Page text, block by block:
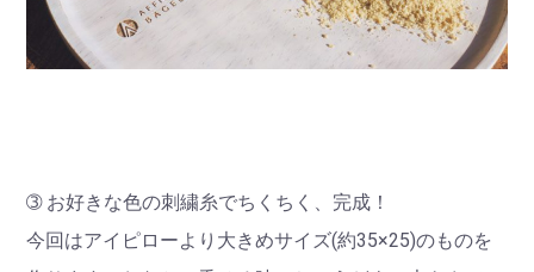
➂ お好きな色の刺繍糸でちくちく、完成！
今回はアイピローより大きめサイズ(約35×25)のものを